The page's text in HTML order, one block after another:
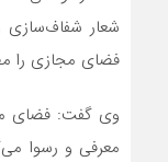
شعار
فضای مجازی را
وی گفت: فضای
معرفی و رسوا